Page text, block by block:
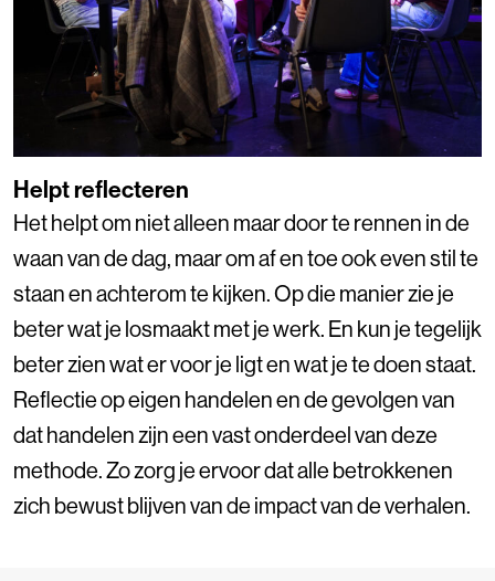
Helpt reflecteren
Het helpt om niet alleen maar door te rennen in de
waan van de dag, maar om af en toe ook even stil te
staan en achterom te kijken. Op die manier zie je
beter wat je losmaakt met je werk. En kun je tegelijk
beter zien wat er voor je ligt en wat je te doen staat.
Reflectie op eigen handelen en de gevolgen van
dat handelen zijn een vast onderdeel van deze
methode. Zo zorg je ervoor dat alle betrokkenen
zich bewust blijven van de impact van de verhalen.